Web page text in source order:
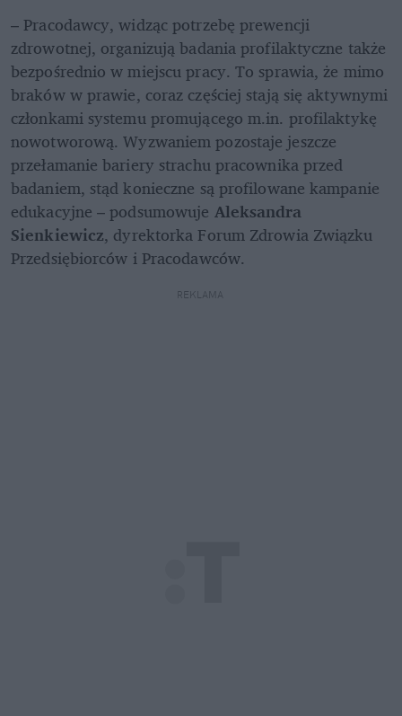
– Pracodawcy, widząc potrzebę prewencji
zdrowotnej, organizują badania profilaktyczne także
bezpośrednio w miejscu pracy. To sprawia, że mimo
braków w prawie, coraz częściej stają się aktywnymi
członkami systemu promującego m.in. profilaktykę
nowotworową. Wyzwaniem pozostaje jeszcze
przełamanie bariery strachu pracownika przed
badaniem, stąd konieczne są profilowane kampanie
edukacyjne – podsumowuje Aleksandra
Sienkiewicz, dyrektorka Forum Zdrowia Związku
Przedsiębiorców i Pracodawców.
REKLAMA